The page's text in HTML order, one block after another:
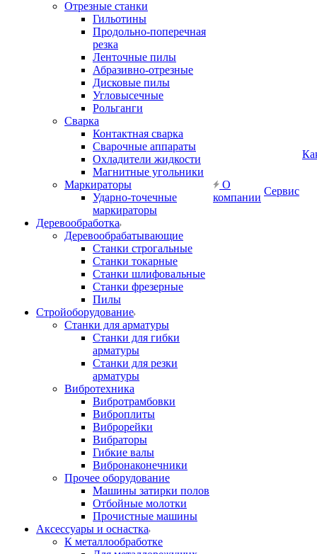
Отрезные станки
Гильотины
Продольно-поперечная
резка
Ленточные пилы
Абразивно-отрезные
Дисковые пилы
Угловысечные
Рольганги
Сварка
Контактная сварка
Сварочные аппараты
Охладители жидкости
Магнитные угольники
Маркираторы
Ударно-точечные
маркираторы
Деревообработка
Деревообрабатывающие
Станки строгальные
Станки токарные
Станки шлифовальные
Станки фрезерные
Пилы
Стройоборудование
Станки для арматуры
Станки для гибки
арматуры
Станки для резки
арматуры
Вибротехника
Вибротрамбовки
Виброплиты
Виброрейки
Вибраторы
Гибкие валы
Вибронаконечники
Прочее оборудование
Машины затирки полов
Отбойные молотки
Прочистные машины
Аксeccyapы и оснастка
К металлообработке
О
компании
Сервис